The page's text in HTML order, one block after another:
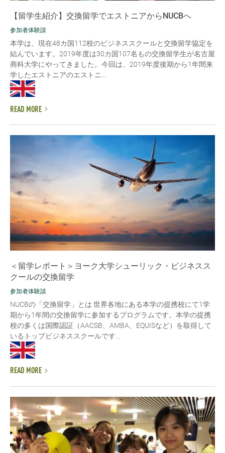
【留学生紹介】交換留学でエストニアからNUCBへ
参加者体験談
本学は、現在48カ国112校のビジネススクールと交換留学協定を
結んでいます。2019年度は30カ国107名もの交換留学生が名古屋
商科大学にやってきました。今回は、2019年度後期から1年間来
学したエストニアのエストニ...
READ MORE
＜留学レポート＞ヨーク大学シューリック・ビジネスス
クールの交換留学
参加者体験談
NUCBの「交換留学」とは 世界各地にある本学の提携校にて1学
期から1年間の交換留学に参加するプログラムです。本学の提携
校の多くは国際認証（AACSB、AMBA、EQUISなど）を取得して
いるトップビジネススクールです...
READ MORE